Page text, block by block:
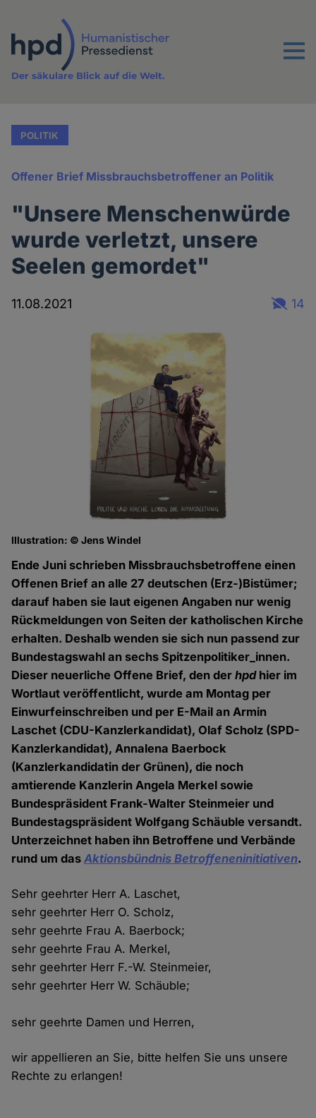
Inhalt
Menu
Der säkulare Blick auf die Welt.
POLITIK
Offener Brief Missbrauchsbetroffener an Politik
"Unsere Menschenwürde
wurde verletzt, unsere
Seelen gemordet"
11.08.2021 14
Illustration: © Jens Windel
Ende Juni schrieben Missbrauchsbetroffene einen
Offenen Brief an alle 27 deutschen (Erz-)Bistümer;
darauf haben sie laut eigenen Angaben nur wenig
Rückmeldungen von Seiten der katholischen Kirche
erhalten. Deshalb wenden sie sich nun passend zur
Bundestagswahl an sechs Spitzenpolitiker_innen.
Dieser neuerliche Offene Brief, den derhpdhier im
Wortlaut veröffentlicht, wurde am Montag per
Einwurfeinschreiben und per E-Mail an Armin
Laschet (CDU-Kanzlerkandidat), Olaf Scholz (SPD-
Kanzlerkandidat), Annalena Baerbock
(Kanzlerkandidatin der Grünen), die noch
amtierende Kanzlerin Angela Merkel sowie
Bundespräsident Frank-Walter Steinmeier und
Bundestagspräsident Wolfgang Schäuble versandt.
Unterzeichnet haben ihn Betroffene und Verbände
rund um dasAktionsbündnis Betroffeneninitiativen.
Sehr geehrter Herr A. Laschet,
sehr geehrter Herr O. Scholz,
sehr geehrte Frau A. Baerbock;
sehr geehrte Frau A. Merkel,
sehr geehrter Herr F.-W. Steinmeier,
sehr geehrter Herr W. Schäuble;
sehr geehrte Damen und Herren,
wir appellieren an Sie, bitte helfen Sie uns unsere
Rechte zu erlangen!